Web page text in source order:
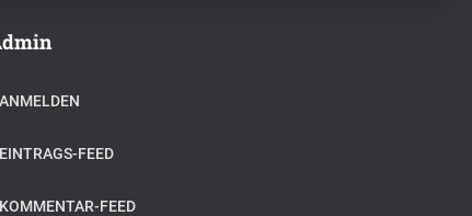
ANMELDEN
EINTRAGS-FEED
KOMMENTAR-FEED